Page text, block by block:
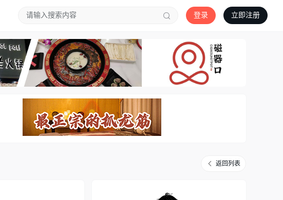
登录 立即注册
返回列表